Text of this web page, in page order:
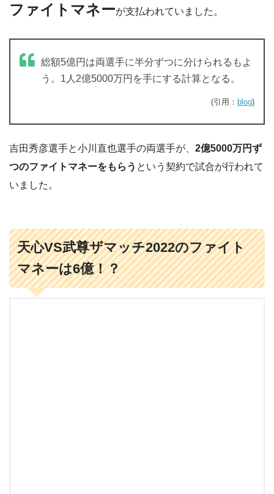
ファイトマネーが支払われていました。
総額5億円は両選手に半分ずつに分けられるもよ
う。1人2億5000万円を手にする計算となる。
(引用： blog)
吉田秀彦選手と小川直也選手の両選手が、 2億5000万円ず
つのファイトマネーをもらう という契約で試合が行われて
いました。
天心VS武尊ザマッチ2022のファイト
マネーは6億！？